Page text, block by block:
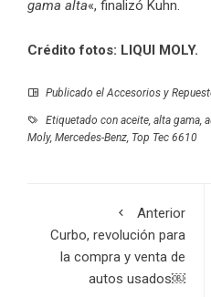
gama alta«, finalizó Kuhn.
Crédito fotos: LIQUI MOLY.
Publicado el Accesorios y
Etiquetado con aceite alta gama
Moly, Mercedes-Benz Top Tec 6610
Anterior
Curbo, revolución para
la compra y venta de
autos usados￼